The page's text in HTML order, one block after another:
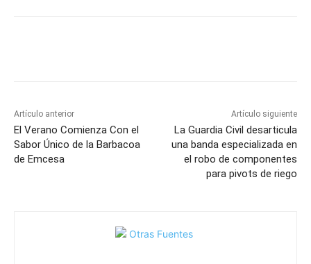
Artículo anterior
El Verano Comienza Con el
Sabor Único de la Barbacoa
de Emcesa
Artículo siguiente
La Guardia Civil desarticula
una banda especializada en
el robo de componentes
para pivots de riego